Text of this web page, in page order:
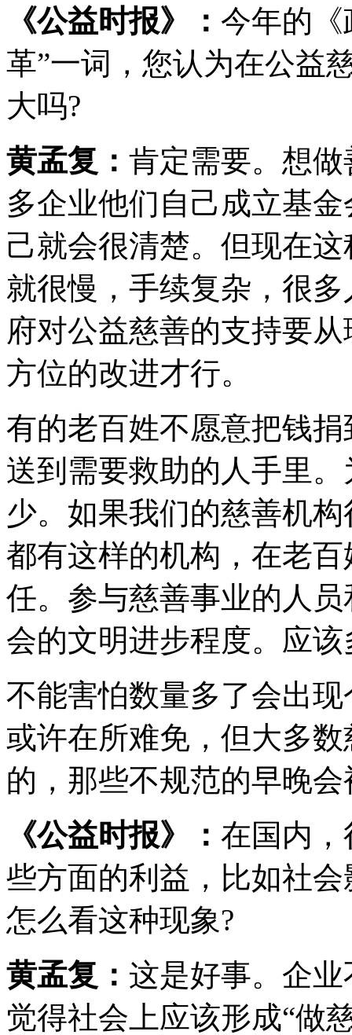
《公益时报》： 今年的
革”一词，您认为在公益
大吗?
黄孟复： 肯定需要。想
多企业他们自己成立基
己就会很清楚。但现在
就很慢，手续复杂，很
府对公益慈善的支持要
方位的改进才行。
有的老百姓不愿意把钱
送到需要救助的人手里
少。如果我们的慈善机
都有这样的机构，在老
任。参与慈善事业的人
会的文明进步程度。应
不能害怕数量多了会出
或许在所难免，但大多
的，那些不规范的早晚
《公益时报》： 在国内
些方面的利益，比如社
怎么看这种现象?
黄孟复： 这是好事。企
觉得社会上应该形成“做